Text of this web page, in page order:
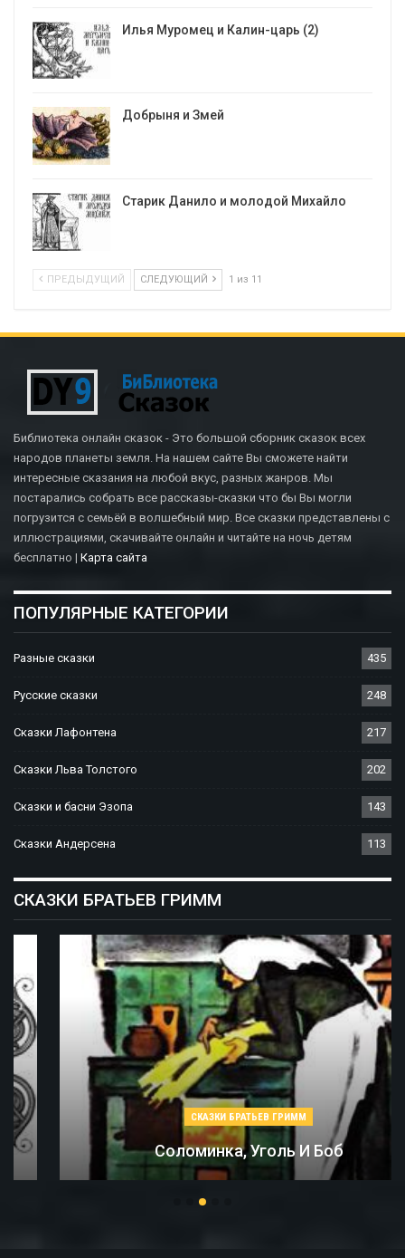
Илья Муромец и Калин-царь (2)
Добрыня и Змей
Старик Данило и молодой Михайло
ПРЕДЫДУЩИЙ СЛЕДУЮЩИЙ 1 из 11
Библиотека онлайн сказок - Это большой сборник сказок всех
народов планеты земля. На нашем сайте Вы сможете найти
интересные сказания на любой вкус, разных жанров. Мы
постарались собрать все рассказы-сказки что бы Вы могли
погрузится с семьёй в волшебный мир. Все сказки представлены с
иллюстрациями, скачивайте онлайн и читайте на ночь детям
бесплатно | Карта сайта
ПОПУЛЯРНЫЕ КАТЕГОРИИ
Разные сказки 435
Русские сказки 248
Сказки Лафонтена 217
Сказки Льва Толстого 202
Сказки и басни Эзопа 143
Сказки Андерсена 113
СКАЗКИ БРАТЬЕВ ГРИММ
СКАЗКИ БРАТЬЕВ ГРИММ
Соломинка, Уголь И Боб